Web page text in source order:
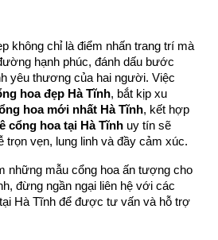
không chỉ là điểm nhấn trang trí mà
hạnh phúc, đánh dấu bước
yêu thương của hai người. Việc
hoa đẹp Hà Tĩnh, bắt kịp xu
hoa mới nhất Hà Tĩnh, kết hợp
cổng hoa tại Hà Tĩnh uy tín sẽ
trọn vẹn, lung linh và đầy cảm xúc.
những mẫu cổng hoa ấn tượng cho
đừng ngần ngại liên hệ với các
Hà Tĩnh để được tư vấn và hỗ trợ